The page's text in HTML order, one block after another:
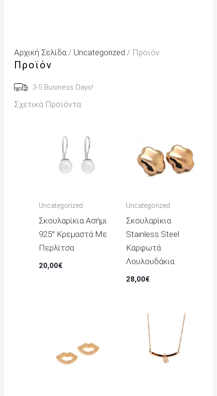
Αρχική Σελίδα / Uncategorized / Προϊόν
Προϊόν
3-5 Business Days!
Σχετικά Προϊόντα
Uncategorized
Σκουλαρίκια Ασήμι
925° Κρεμαστά Με
Περλίτσα
20,00€
Uncategorized
Σκουλαρίκια
Stainless Steel
Καρφωτά
Λουλουδάκια
28,00€
25,00€